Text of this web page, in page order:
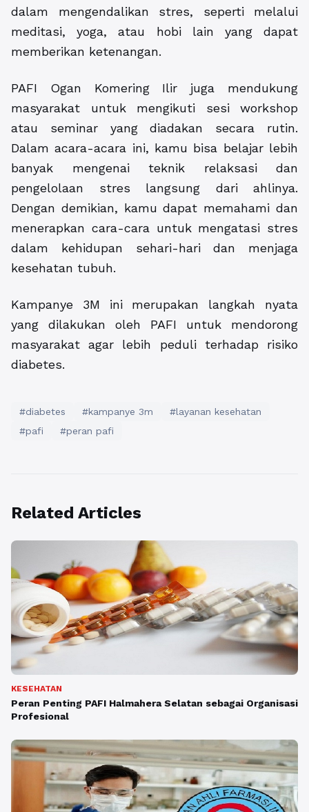
dalam mengendalikan stres, seperti melalui
meditasi, yoga, atau hobi lain yang dapat
memberikan ketenangan.
PAFI Ogan Komering Ilir juga mendukung
masyarakat untuk mengikuti sesi workshop
atau seminar yang diadakan secara rutin.
Dalam acara-acara ini, kamu bisa belajar lebih
banyak mengenai teknik relaksasi dan
pengelolaan stres langsung dari ahlinya.
Dengan demikian, kamu dapat memahami dan
menerapkan cara-cara untuk mengatasi stres
dalam kehidupan sehari-hari dan menjaga
kesehatan tubuh.
Kampanye 3M ini merupakan langkah nyata
yang dilakukan oleh PAFI untuk mendorong
masyarakat agar lebih peduli terhadap risiko
diabetes.
#diabetes #kampanye 3m
#layanan kesehatan
#pafi
#peran pafi
Related Articles
KESEHATAN
Peran Penting PAFI Halmahera Selatan sebagai Organisasi
Profesional